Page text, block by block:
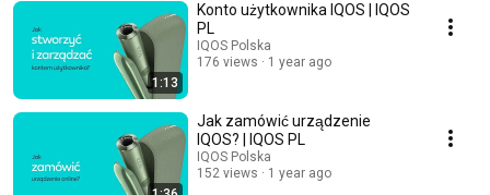
1:13
Konto użytkownika IQOS | IQOS
PL
IQOS Polska
176 views
1 year ago
Jak zamówić urządzenie
IQOS? | IQOS PL
IQOS Polska
152 views
1 year ago